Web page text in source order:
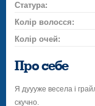
Статура:
Колір волосся:
Колір очей:
Про себе
Я дуууже весела і
скучно.